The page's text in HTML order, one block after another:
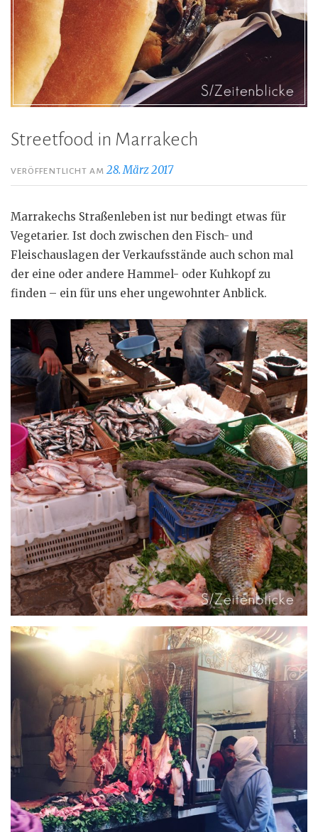
Streetfood in Marrakech
VERÖFFENTLICHT AM28. März 2017
Marrakechs Straßenleben ist nur bedingt etwas für
Vegetarier. Ist doch zwischen den Fisch- und
Fleischauslagen der Verkaufsstände auch schon mal
der eine oder andere Hammel- oder Kuhkopf zu
finden – ein für uns eher ungewohnter Anblick.